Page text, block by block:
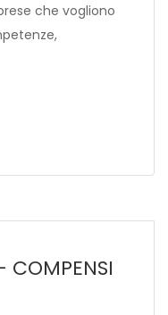
che vogliono
COMPENSI